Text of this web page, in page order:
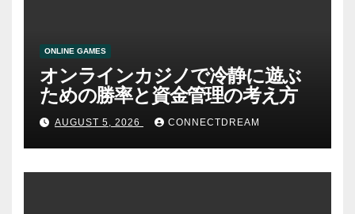
ONLINE GAMES
オンラインカジノで冷静に遊ぶ
ための勝率と資金管理の考え方
AUGUST 5, 2026 CONNECTDREAM